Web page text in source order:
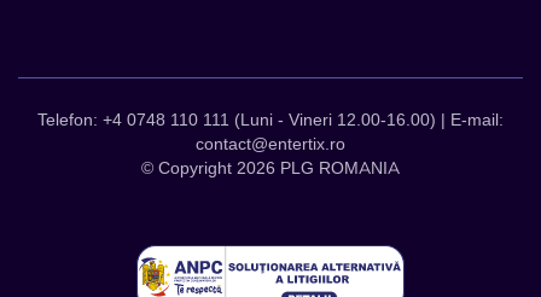
Telefon: +4 0748 110 111 (Luni - Vineri 12.00-16.00) | E-mail:
contact@entertix.ro
© Copyright 2026 PLG ROMANIA